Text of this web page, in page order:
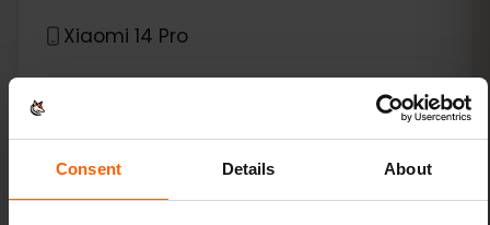
Consent Details About
Xiaomi 14 Pro
Xiaomi 15